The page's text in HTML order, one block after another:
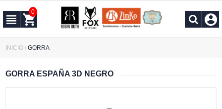
0
INICIO /GORRA
GORRA ESPAÑA 3D NEGRO